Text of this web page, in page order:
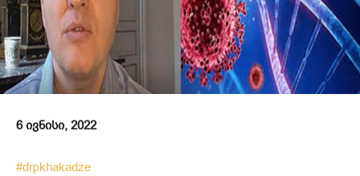
6 ივნისი, 2022
#drpkhakadze